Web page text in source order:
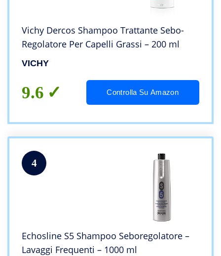
Vichy Dercos Shampoo Trattante Sebo-
Regolatore Per Capelli Grassi – 200 ml
VICHY
9.6 Controlla Su Amazon
4
Echosline S5 Shampoo Seboregolatore –
Lavaggi Frequenti – 1000 ml